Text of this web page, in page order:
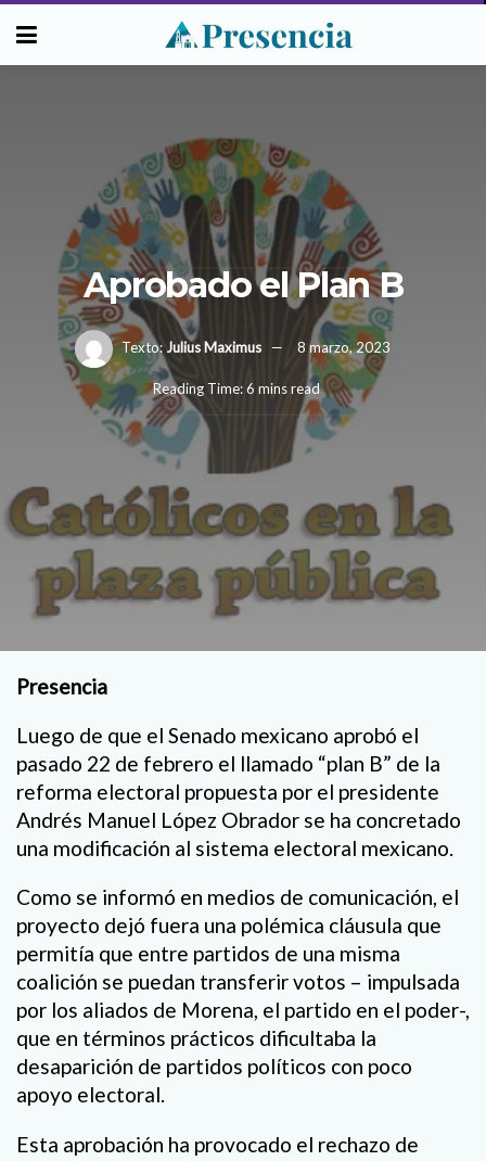
Aprobado el Plan B
Texto: Julius Maximus 8 marzo, 2023
Reading Time: 6 mins read
Presencia
Luego de que el Senado mexicano aprobó el
pasado 22 de febrero el llamado “plan B” de la
reforma electoral propuesta por el presidente
Andrés Manuel López Obrador se ha concretado
una modificación al sistema electoral mexicano.
Como se informó en medios de comunicación, el
proyecto dejó fuera una polémica cláusula que
permitía que entre partidos de una misma
coalición se puedan transferir votos – impulsada
por los aliados de Morena, el partido en el poder-,
que en términos prácticos dificultaba la
desaparición de partidos políticos con poco
apoyo electoral.
Esta aprobación ha provocado el rechazo de